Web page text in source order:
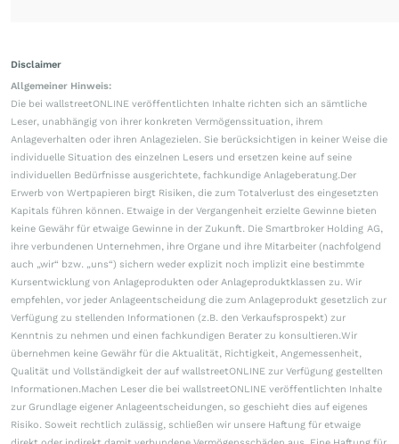
Disclaimer
Allgemeiner Hinweis:
Die bei wallstreetONLINE veröffentlichten Inhalte richten sich an sämtliche
Leser, unabhängig von ihrer konkreten Vermögenssituation, ihrem
Anlageverhalten oder ihren Anlagezielen. Sie berücksichtigen in keiner Weise die
individuelle Situation des einzelnen Lesers und ersetzen keine auf seine
individuellen Bedürfnisse ausgerichtete, fachkundige Anlageberatung.Der
Erwerb von Wertpapieren birgt Risiken, die zum Totalverlust des eingesetzten
Kapitals führen können. Etwaige in der Vergangenheit erzielte Gewinne bieten
keine Gewähr für etwaige Gewinne in der Zukunft. Die Smartbroker Holding AG,
ihre verbundenen Unternehmen, ihre Organe und ihre Mitarbeiter (nachfolgend
auch „wir“ bzw. „uns“) sichern weder explizit noch implizit eine bestimmte
Kursentwicklung von Anlageprodukten oder Anlageproduktklassen zu. Wir
empfehlen, vor jeder Anlageentscheidung die zum Anlageprodukt gesetzlich zur
Verfügung zu stellenden Informationen (z.B. den Verkaufsprospekt) zur
Kenntnis zu nehmen und einen fachkundigen Berater zu konsultieren.Wir
übernehmen keine Gewähr für die Aktualität, Richtigkeit, Angemessenheit,
Qualität und Vollständigkeit der auf wallstreetONLINE zur Verfügung gestellten
Informationen.Machen Leser die bei wallstreetONLINE veröffentlichten Inhalte
zur Grundlage eigener Anlageentscheidungen, so geschieht dies auf eigenes
Risiko. Soweit rechtlich zulässig, schließen wir unsere Haftung für etwaige